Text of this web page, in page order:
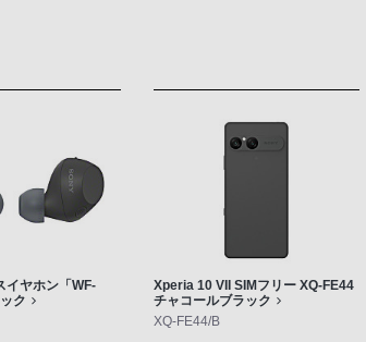
イヤホン「WF-
ク
Xperia 10 VII SIMフリー XQ-FE44
チャコールブラック
XQ-FE44/B